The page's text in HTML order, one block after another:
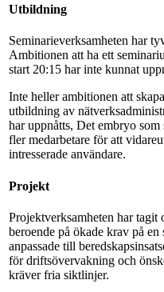
Utbildning
Seminarieverksamheten har
Ambitionen att ha ett
start 20:15 har inte kunnat
Inte heller ambitionen att
utbildning av
har uppnåtts, Det embryo
fler medarbetare för att
intresserade användare.
Projekt
Projektverksamheten har
beroende på ökade krav på
anpassade till
för driftsövervakning och
kräver fria siktlinjer.